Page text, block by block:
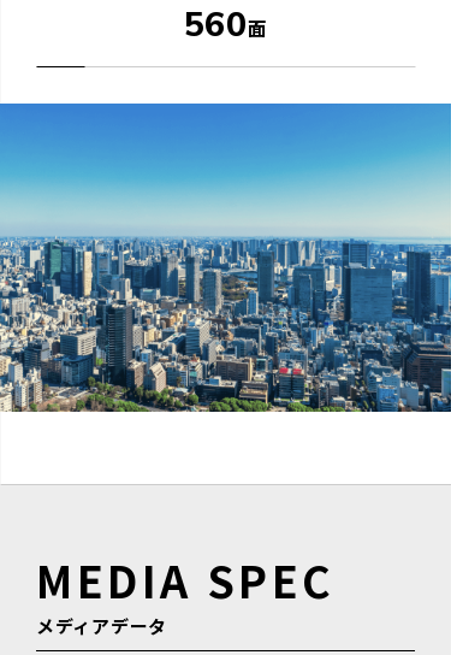
560面
MEDIA SPEC
メディアデータ